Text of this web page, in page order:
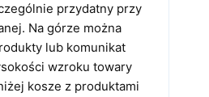
przydatny przy
Na górze można
lub komunikat
wzroku towary
kosze z produktami